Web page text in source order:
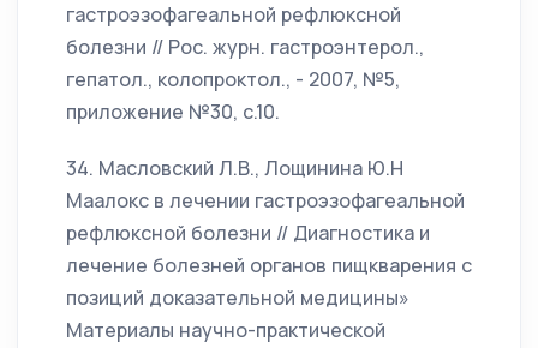
гастроэзофагеальной рефлюксной
болезни // Рос. журн. гастроэнтерол.,
гепатол., колопроктол., - 2007, №5,
приложение №30, с.10.
34. Масловский Л.В., Лощинина Ю.Н
Маалокс в лечении гастроэзофагеальной
рефлюксной болезни // Диагностика и
лечение болезней органов пищкварения с
позиций доказательной медицины»
Материалы научно-практической